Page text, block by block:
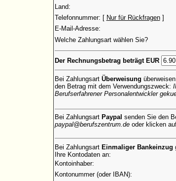
Land:
Telefonnummer: [ Nur für Rückfragen]
E-Mail-Adresse:
Welche Zahlungsart wählen Sie?
Der Rechnungsbetrag beträgt EUR
Bei Zahlungsart Überweisung
den Betrag mit dem Verwendungszweck:
Berufserfahrener Personalentwickler
Bei Zahlungsart Paypal senden Sie den
paypal@berufszentrum.deoder klicken
Bei Zahlungsart Einmaliger Bankeinzug
Ihre Kontodaten an:
Kontoinhaber:
Kontonummer (oder IBAN):